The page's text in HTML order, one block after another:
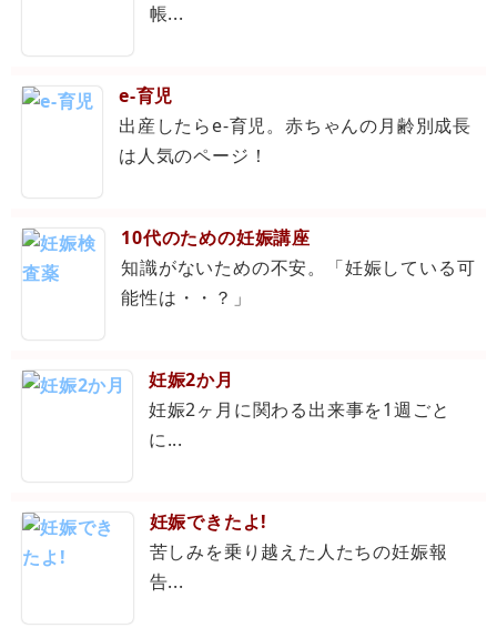
帳...
e-育児
出産したらe-育児。赤ちゃんの月齢別成長
は人気のページ！
10代のための妊娠講座
知識がないための不安。「妊娠している可
能性は・・？」
妊娠2か月
妊娠2ヶ月に関わる出来事を1週ごと
に...
妊娠できたよ!
苦しみを乗り越えた人たちの妊娠報
告...